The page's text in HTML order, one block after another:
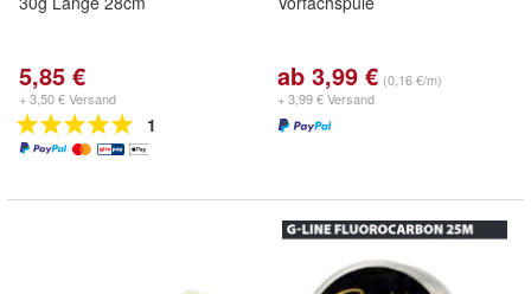
5,85 €
+ 3,50 € Versand
1
ab 3,99 € (0,16 €/m)
+ 3,99 € Versand